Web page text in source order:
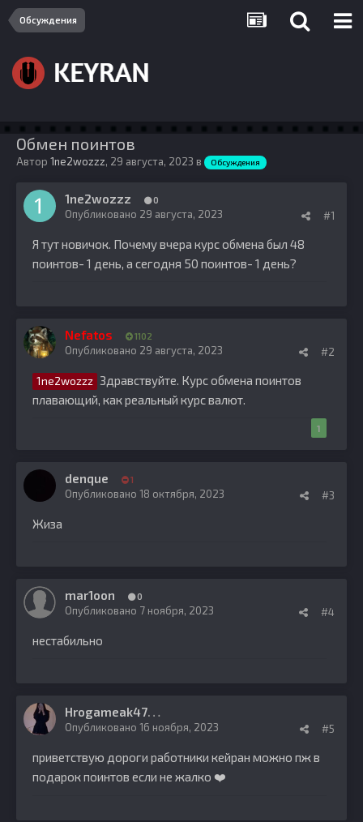
Обсуждения
Обмен поинтов
Автор 1ne2wozzz, 29 августа, 2023 в Обсуждения
1ne2wozzz 0
#1
Опубликовано 29 августа, 2023
Я тут новичок. Почему вчера курс обмена был 48
поинтов- 1 день, а сегодня 50 поинтов- 1 день?
Nefatos 1102
#2
Опубликовано 29 августа, 2023
1ne2wozzz Здравствуйте. Курс обмена поинтов
плавающий, как реальный курс валют.
1
denque 1
#3
Опубликовано 18 октября, 2023
Жиза
mar1oon 0
#4
Опубликовано 7 ноября, 2023
нестабильно
H
rogameak47
#5
Опубликовано 16 ноября, 2023
приветствую дороги работники кейран можно пж в
подарок поинтов если не жалко ❤️